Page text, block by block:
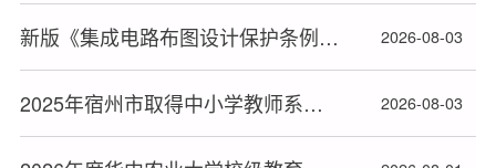
新版《集成电路布图设计保护条例》2026年10月15日起施行 2026-08-03
2025年宿州市取得中小学教师系列高级专业技术资格人员名单 2026-08-03